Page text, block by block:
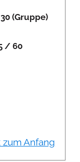
30 (Gruppe)
/ 60
zum Anfang